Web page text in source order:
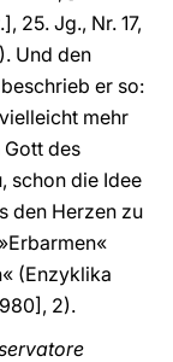
25. Jg., Nr. 17,
Und den
er so:
mehr
des
schon die Idee
den Herzen zu
(Enzyklika
2).